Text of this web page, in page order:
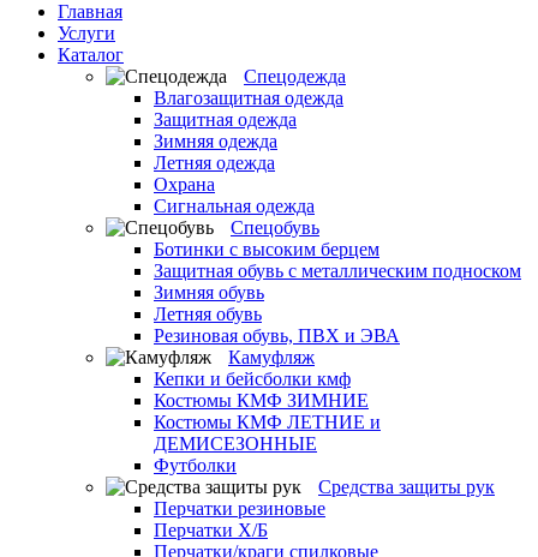
Главная
Услуги
Каталог
Спецодежда
Влагозащитная одежда
Защитная одежда
Зимняя одежда
Летняя одежда
Охрана
Сигнальная одежда
Спецобувь
Ботинки с высоким берцем
Защитная обувь с металлическим подноском
Зимняя обувь
Летняя обувь
Резиновая обувь, ПВХ и ЭВА
Камуфляж
Кепки и бейсболки кмф
Костюмы КМФ ЗИМНИЕ
Костюмы КМФ ЛЕТНИЕ и
ДЕМИСЕЗОННЫЕ
Футболки
Средства защиты рук
Перчатки резиновые
Перчатки Х/Б
Перчатки/краги спилковые